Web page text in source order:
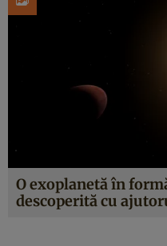
O exoplanetă în
descoperită cu